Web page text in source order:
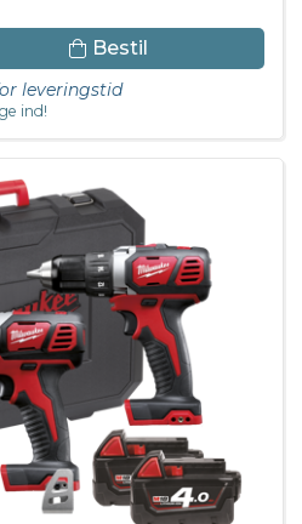
Bestil
leveringstid
ind!